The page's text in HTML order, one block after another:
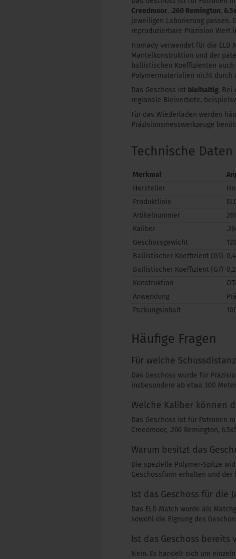
Creedmoor, .260 Remington,
jeweiligen Laborierung passen.
reproduzierbare Präzision Wert
Hornady verwendet für die
Mantelkonstruktion und der
ballistischen Koeffizienten
Polymermaterialien nicht durch
Das Geschoss ist bleihaltig. Bei
regionale Bleiverbote,
Für das Wiederladen werden
Präzisionsmesswerkzeuge
Technische Daten
Merkmal
Hersteller
Produktlinie
Artikelnummer
Kaliber
Geschossgewicht
Ballistischer Koeffizient (G1)
Ballistischer Koeffizient (G7)
Konstruktion
Anwendung
Packungsinhalt
Häufige Fragen
Für welche
Das Geschoss wurde für
insbesondere ab etwa 300
Welche Kaliber können
Das Geschoss ist für Patronen
Creedmoor, .260 Remington,
Warum besitzt das
Die spezielle Polymer-Spitze
Geschossform erhalten und
Ist das Geschoss für die
Das ELD Match wurde als
sowohl die Eignung des
Ist das Geschoss bereits
Nein. Es handelt sich um